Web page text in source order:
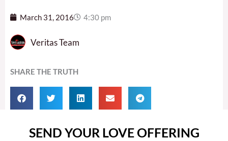
March 31, 2016 4:30 pm
Veritas Team
SHARE THE TRUTH
SEND YOUR LOVE OFFERING